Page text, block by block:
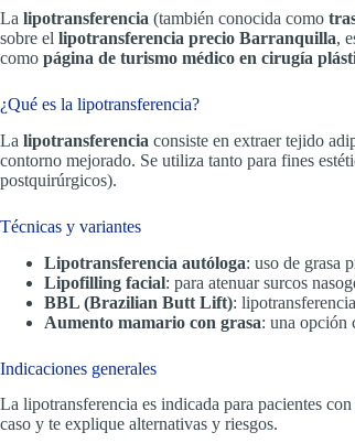
La lipotransferencia (también conocida como
sobre el lipotransferencia precio Barranquilla,
como página de turismo médico en cirugía
¿Qué es la lipotransferencia?
La lipotransferencia consiste en extraer tejido
contorno mejorado. Se utiliza tanto para fines
postquirúrgicos).
Técnicas y variantes
Lipotransferencia autóloga: uso de grasa
Lipofilling facial: para atenuar surcos
BBL (Brazilian Butt Lift):
Aumento mamario con grasa: una opción
Indicaciones generales
La lipotransferencia es indicada para pacientes con
caso y te explique alternativas y riesgos.